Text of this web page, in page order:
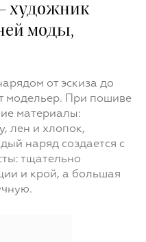
художник
моды,
от эскиза до
модельер. При пошиве
материалы:
лен и хлопок,
наряд создается с
тщательно
и крой, а большая